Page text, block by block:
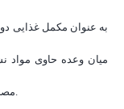
میان وعده حاوی